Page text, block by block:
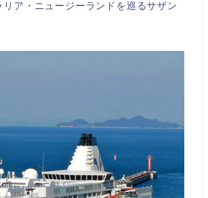
ア・ニュージーランドを巡るサザン